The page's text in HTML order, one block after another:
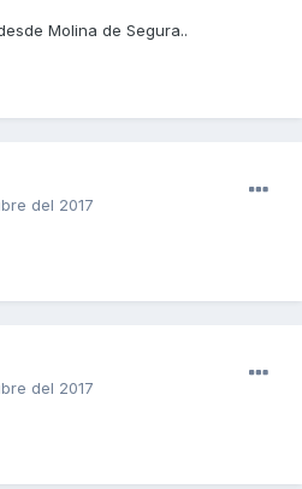
Molina de Segura..
del 2017
del 2017